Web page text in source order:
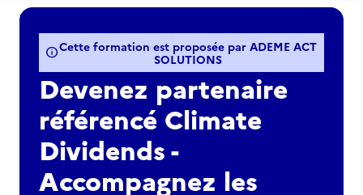
Voir le fil d'Ariane
infoCette formation est proposée par ADEME ACT
SOLUTIONS
Devenez partenaire
référencé Climate
Dividends -
Accompagnez les